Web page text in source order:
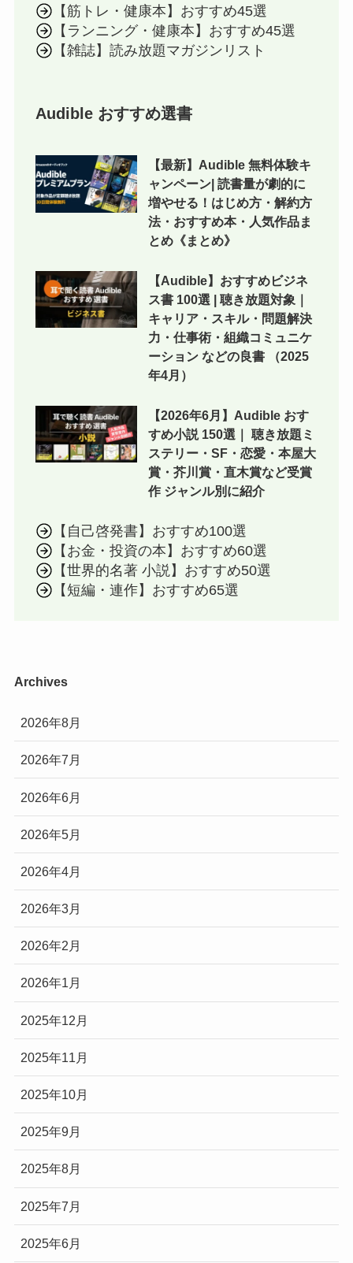
【筋トレ・健康本】おすすめ45選
【ランニング・健康本】おすすめ45選
【雑誌】読み放題マガジンリスト
Audible おすすめ選書
【最新】Audible 無料体験キ
ャンペーン| 読書量が劇的に
増やせる！はじめ方・解約方
法・おすすめ本・人気作品ま
とめ《まとめ》
【Audible】おすすめビジネ
ス書 100選 | 聴き放題対象｜
キャリア・スキル・問題解決
力・仕事術・組織コミュニケ
ーション などの良書 （2025
年4月）
【2026年6月】Audible おす
すめ小説 150選｜ 聴き放題ミ
ステリー・SF・恋愛・本屋大
賞・芥川賞・直木賞など受賞
作 ジャンル別に紹介
【自己啓発書】おすすめ100選
【お金・投資の本】おすすめ60選
【世界的名著 小説】おすすめ50選
【短編・連作】おすすめ65選
Archives
2026年8月
2026年7月
2026年6月
2026年5月
2026年4月
2026年3月
2026年2月
2026年1月
2025年12月
2025年11月
2025年10月
2025年9月
2025年8月
2025年7月
2025年6月